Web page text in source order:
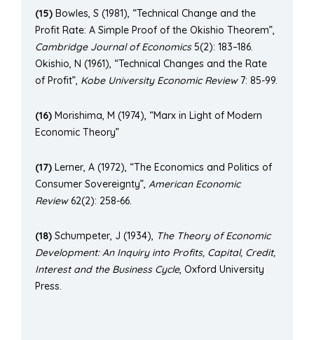
(15) Bowles, S (1981), “Technical Change and the
Profit Rate: A Simple Proof of the Okishio Theorem”,
Cambridge Journal of Economics5(2): 183–186.
Okishio, N (1961), “Technical Changes and the Rate
of Profit”, Kobe University Economic Review 7: 85-99.
(16) Morishima, M (1974), “Marx in Light of Modern
Economic Theory”
(17) Lerner, A (1972), “The Economics and Politics of
Consumer Sovereignty”, American Economic
Review62(2): 258-66.
(18) Schumpeter, J (1934), The Theory of Economic
Development: An Inquiry into Profits, Capital, Credit,
Interest and the Business Cycle, Oxford University
Press.